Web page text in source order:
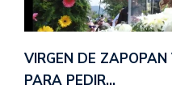
VIRGEN DE
PARA PEDIR…